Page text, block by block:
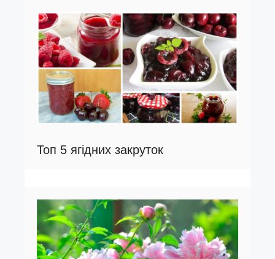
Топ 5 ягідних закруток